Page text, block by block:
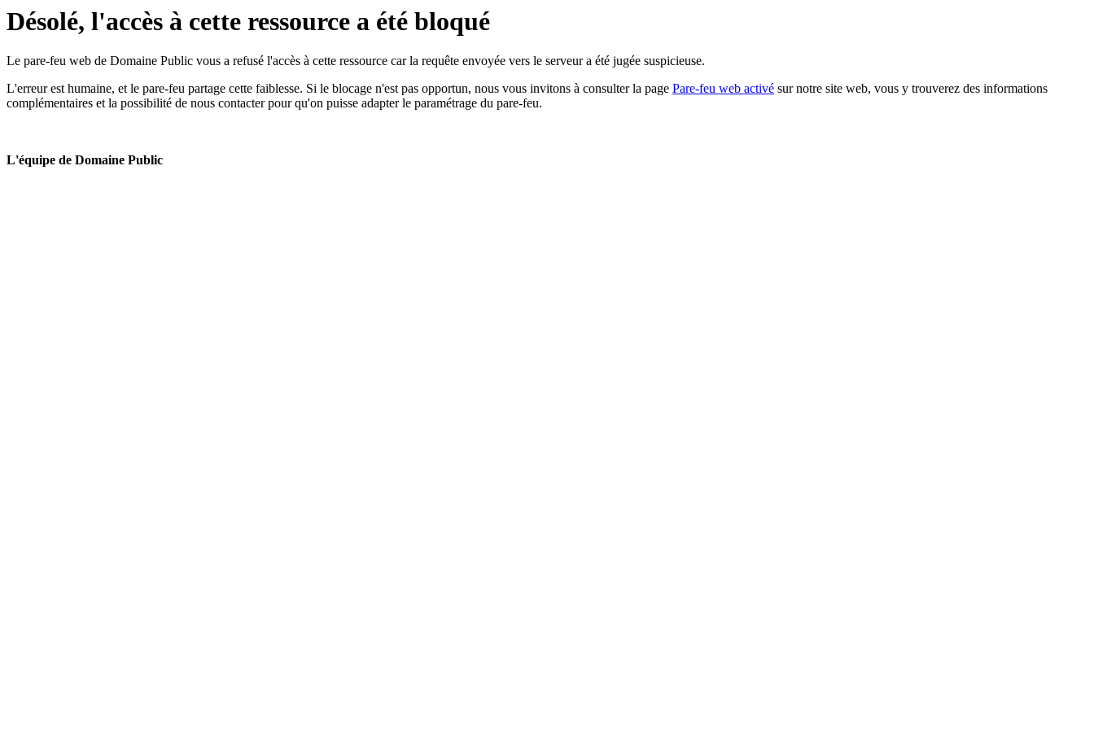
Désolé, l'accès à cette ressource a été bloqué
Le pare-feu web de Domaine Public vous a refusé l'accès à cette ressource car la requête envoyée vers le serveur a été jugée suspicieuse.
L'erreur est humaine, et le pare-feu partage cette faiblesse. Si le blocage n'est pas opportun, nous vous invitons à consulter la page Pare-feu web activé sur notre site web, vous y trouverez des informations
complémentaires et la possibilité de nous contacter pour qu'on puisse adapter le paramétrage du pare-feu.
L'équipe de Domaine Public